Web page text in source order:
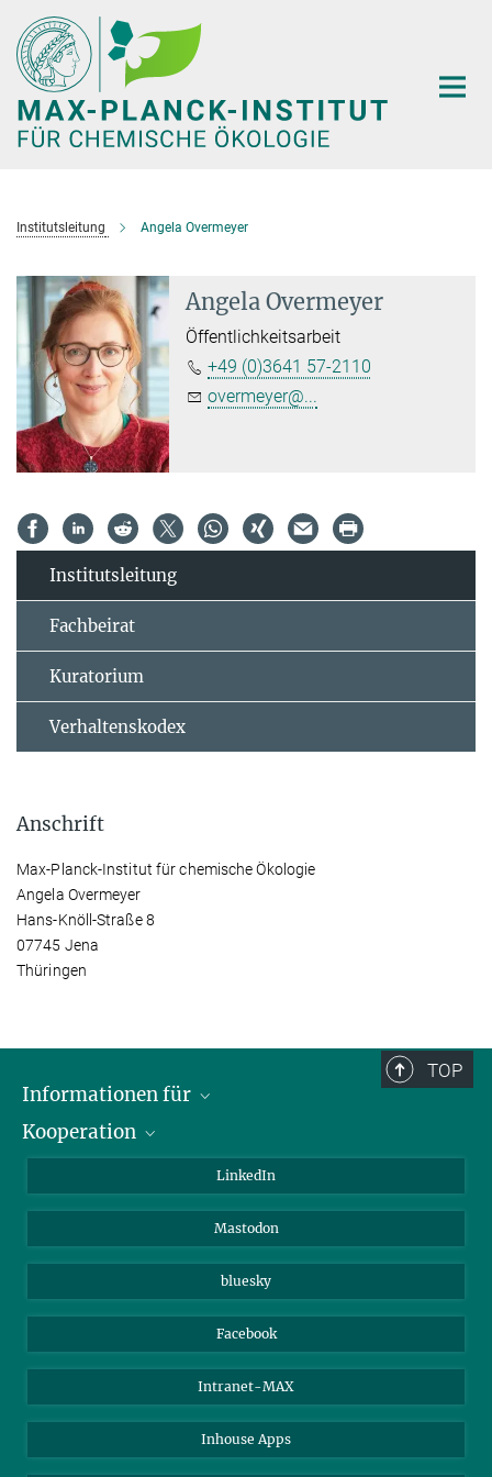
Hauptinhalt
Institutsleitung Angela Overmeyer
Angela Overmeyer
Öffentlichkeitsarbeit
+49 (0)3641 57-2110
overmeyer@...
Institutsleitung
Fachbeirat
Kuratorium
Verhaltenskodex
Anschrift
Max-Planck-Institut für chemische Ökologie
Angela Overmeyer
Hans-Knöll-Straße 8
07745 Jena
Thüringen
TOP
Informationen für
Journalisten
Kooperation
Beutenberg Campus e.V.
LinkedIn
Mastodon
bluesky
Facebook
Intranet-MAX
Inhouse Apps